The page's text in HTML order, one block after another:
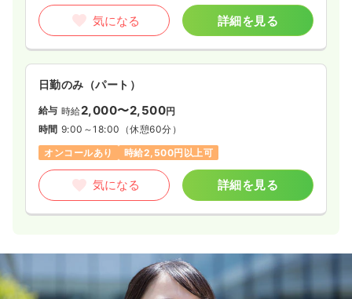
気になる 詳細を見る
日勤のみ（パート）
給与 時給2,000〜2,500円
時間 9:00～18:00 （休憩60分）
オンコールあり
時給2,500円以上可
気になる 詳細を見る